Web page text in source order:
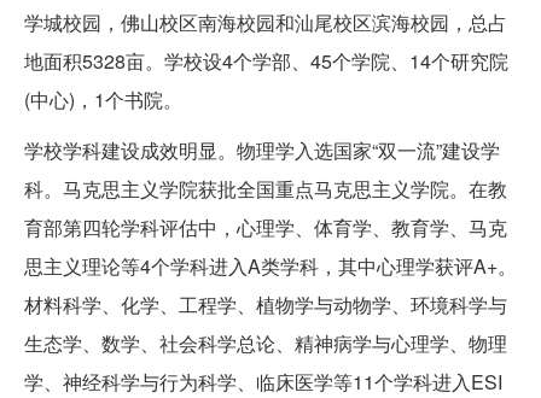
学城校园，佛山校区南海校园和汕尾校区滨海校园，总占
地面积5328亩。学校设4个学部、45个学院、14个研究院
(中心)，1个书院。
学校学科建设成效明显。物理学入选国家“双一流”建设学
科。马克思主义学院获批全国重点马克思主义学院。在教
育部第四轮学科评估中，心理学、体育学、教育学、马克
思主义理论等4个学科进入A类学科，其中心理学获评A+。
材料科学、化学、工程学、植物学与动物学、环境科学与
生态学、数学、社会科学总论、精神病学与心理学、物理
学、神经科学与行为科学、临床医学等11个学科进入ESI